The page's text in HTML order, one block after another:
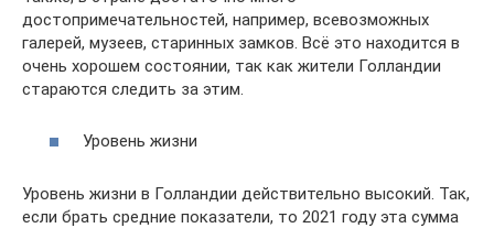
достопримечательностей, например, всевозможных
галерей, музеев, старинных замков. Всё это находится в
очень хорошем состоянии, так как жители Голландии
стараются следить за этим.
Уровень жизни
Уровень жизни в Голландии действительно высокий. Так,
если брать средние показатели, то 2021 году эта сумма